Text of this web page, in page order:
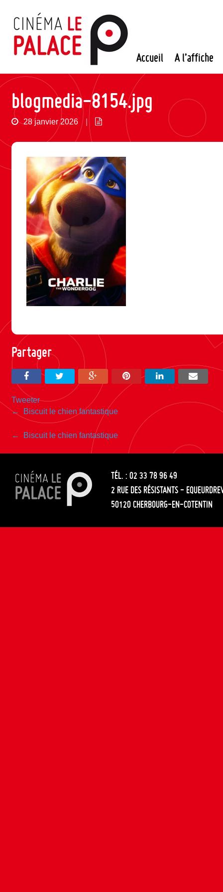
contenu
Accueil A l’affiche
blogmedia-8154.jpg
28 janvier 2026
Partager
Tweeter
Navigation
entre
les
articles
← Biscuit le chien fantastique
Navigation
entre
les
articles
← Biscuit le chien fantastique
TÉL. : 02 33 78 96 49
2 RUE DES RÉSISTANTS -
50120 CHERBOURG-EN-COTENTIN